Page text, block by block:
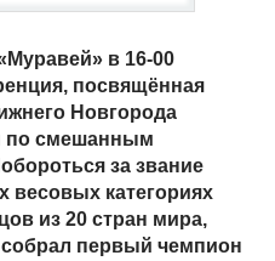
в 16-00
посвящённая
Новгорода
по смешанным
за звание
весовых категориях
из 20 стран мира,
первый чемпион